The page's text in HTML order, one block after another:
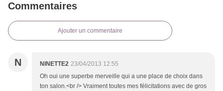
Commentaires
Ajouter un commentaire
N NINETTE2 23/04/2013 12:55
Oh oui une superbe merveille qui a une place de choix dans
ton salon.<br /> Vraiment toutes mes félicitations avec de gros